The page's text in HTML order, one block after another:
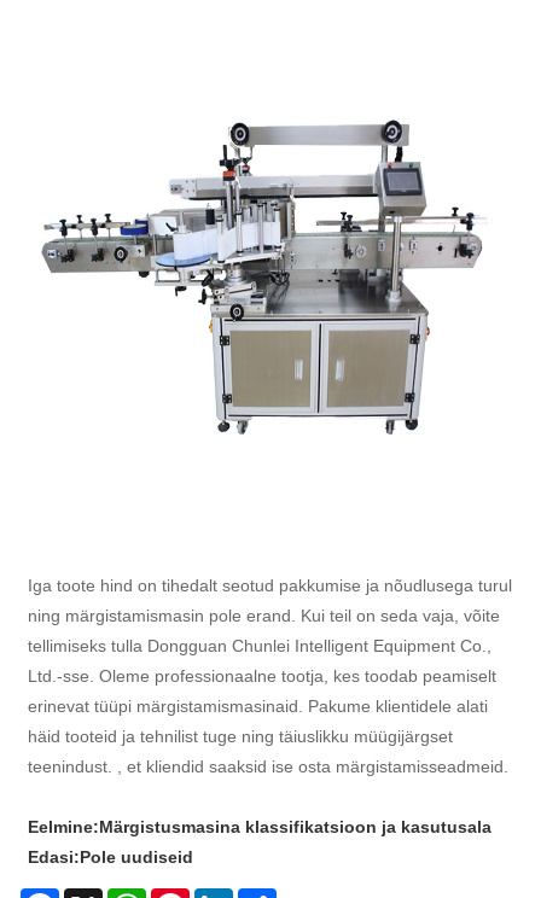
Iga toote hind on tihedalt seotud pakkumise ja nõudlusega turul
ning märgistamismasin pole erand. Kui teil on seda vaja, võite
tellimiseks tulla Dongguan Chunlei Intelligent Equipment Co.,
Ltd.-sse. Oleme professionaalne tootja, kes toodab peamiselt
erinevat tüüpi märgistamismasinaid. Pakume klientidele alati
häid tooteid ja tehnilist tuge ning täiuslikku müügijärgset
teenindust. , et kliendid saaksid ise osta märgistamisseadmeid.
Eelmine:Märgistusmasina klassifikatsioon ja kasutusala
Edasi:Pole uudiseid